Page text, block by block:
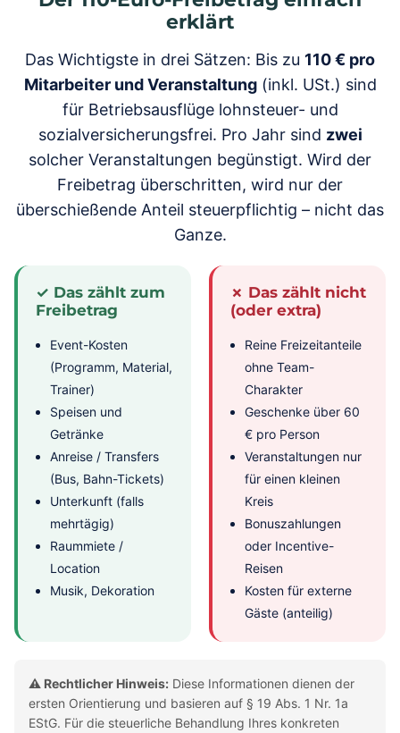
erklärt
Das Wichtigste in drei Sätzen: Bis zu 110 € pro
Mitarbeiter und Veranstaltung(inkl. USt.) sind
für Betriebsausflüge lohnsteuer- und
sozialversicherungsfrei. Pro Jahr sind zwei
solcher Veranstaltungen begünstigt. Wird der
Freibetrag überschritten, wird nur der
überschießende Anteil steuerpflichtig – nicht das
Ganze.
✓ Das zählt zum
Freibetrag
Event-Kosten
(Programm, Material,
Trainer)
Speisen und
Getränke
Anreise / Transfers
(Bus, Bahn-Tickets)
Unterkunft (falls
mehrtägig)
Raummiete /
Location
Musik, Dekoration
✗ Das zählt nicht
(oder extra)
Reine Freizeitanteile
ohne Team-
Charakter
Geschenke über 60
€ pro Person
Veranstaltungen nur
für einen kleinen
Kreis
Bonuszahlungen
oder Incentive-
Reisen
Kosten für externe
Gäste (anteilig)
⚠️ Rechtlicher Hinweis: Diese Informationen dienen der
ersten Orientierung und basieren auf § 19 Abs. 1 Nr. 1a
EStG. Für die steuerliche Behandlung Ihres konkreten